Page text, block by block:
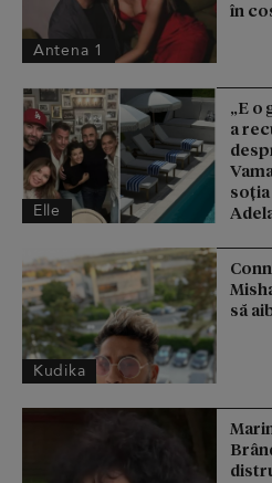
Antena 1
în
Elle
„E o
a
soția
Kudika
să